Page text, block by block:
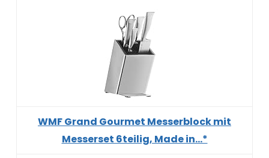
WMF Grand Gourmet Messerblock mit
Messerset 6teilig, Made in...*